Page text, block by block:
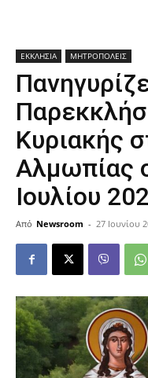
ΕΚΚΛΗΣΙΑ ΜΗΤΡΟΠΟΛΕΙΣ
Κυριακής
Αλμωπίας
Ιουλίου
Από Newsroom - 27 Ιουνίου